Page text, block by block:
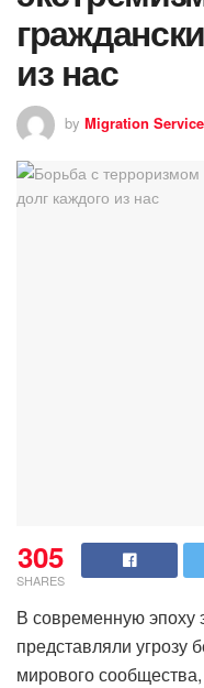
из нас
by Migration Service
305
SHARES
В современную эпоху
представляли угрозу
мирового